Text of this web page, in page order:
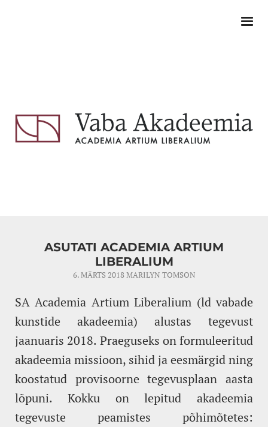
ASUTATI ACADEMIA ARTIUM
LIBERALIUM
6. MÄRTS 2018MARILYN TOMSON
SA Academia Artium Liberalium (ld vabade
kunstide akadeemia) alustas tegevust
jaanuaris 2018. Praeguseks on formuleeritud
akadeemia missioon, sihid ja eesmärgid ning
koostatud provisoorne tegevusplaan aasta
lõpuni. Kokku on lepitud akadeemia
tegevuste peamistes põhimõtetes: